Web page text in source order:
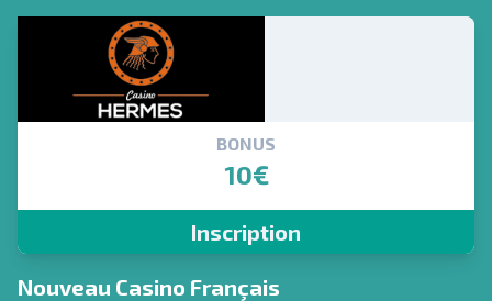
BONUS
10€
Inscription
Nouveau Casino Français